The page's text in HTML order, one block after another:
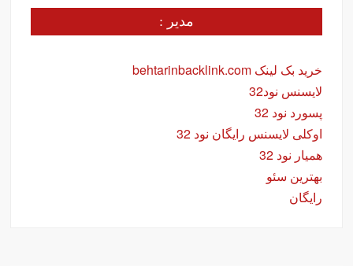
مدیر :
خرید بک لینک behtarinbacklink.com
لایسنس نود32
پسورد نود 32
اوکلی لایسنس رایگان نود 32
همیار نود 32
بهترین سئو
رایگان